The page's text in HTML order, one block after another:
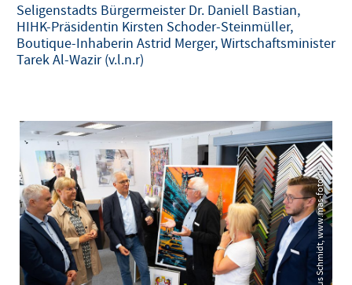
Seligenstadts Bürgermeister Dr. Daniell Bastian,
HIHK-Präsidentin Kirsten Schoder-Steinmüller,
Boutique-Inhaberin Astrid Merger, Wirtschaftsminister
Tarek Al-Wazir (v.l.n.r)
© Markus Schmidt, www.mas-foto.de